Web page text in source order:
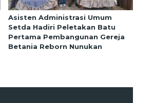
Asisten Administrasi Umum
Setda Hadiri Peletakan Batu
Pertama Pembangunan Gereja
Betania Reborn Nunukan